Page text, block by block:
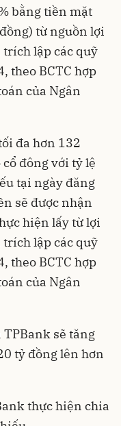
bằng tiền mặt
từ nguồn lợi
lập các quỹ
theo BCTC hợp
của Ngân
đa hơn 132
đông với tỷ lệ
tại ngày đăng
sẽ được nhận
hiện lấy từ lợi
lập các quỹ
theo BCTC hợp
của Ngân
sẽ tăng
tỷ đồng lên hơn
thực hiện chia